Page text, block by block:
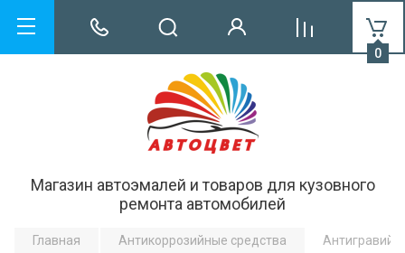
Магазин автоэмалей и товаров для кузовного
ремонта автомобилей
0
Главная Антикоррозийные средства Антигравий